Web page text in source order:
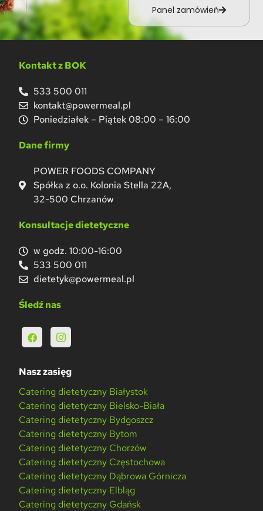
Panel zamówień
Kontakt z BOK
533 500 011
kontakt@powermeal.pl
Poniedziałek – Piątek 08:00 – 16:00
Dane firmy
POWER FOODS COMPANY
Spółka z o.o. Kolonia Stella 22A,
32-500 Chrzanów
Konsultacje dietetyczne
w godz. 10:00-16:00
533 500 011
dietetyk@powermeal.pl
Śledź nas
Nasz zasięg
Catering dietetyczny Białystok
Catering dietetyczny Bielsko-Biała
Catering dietetyczny Bydgoszcz
Catering dietetyczny Bytom
Catering dietetyczny Chorzów
Catering dietetyczny Częstochowa
Catering dietetyczny Dąbrowa Górnicza
Catering dietetyczny Elbląg
Catering dietetyczny Gdańsk